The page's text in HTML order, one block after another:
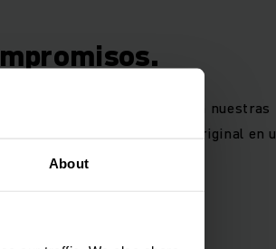
About
8 años de alto rendimiento en nuestras
volver a su tecnología original en